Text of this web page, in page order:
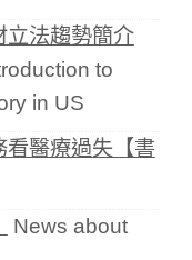
立法趨勢簡介
to
in US
醫療過失【書
News about